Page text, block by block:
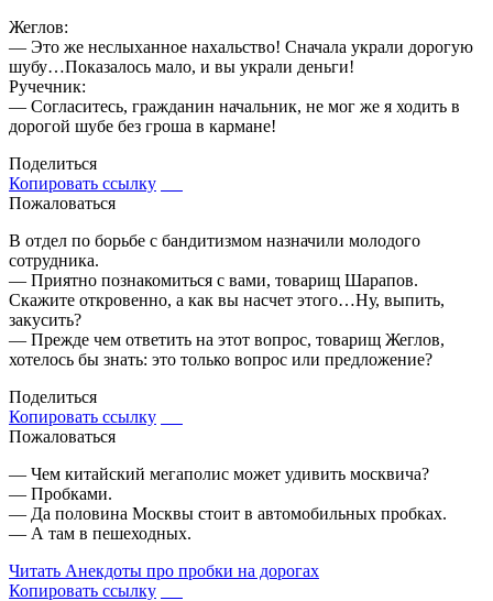
Жеглов:
— Это же неслыханное нахальство! Сначала украли дорогую
шубу…Показалось мало, и вы украли деньги!
Ручечник:
— Согласитесь, гражданин начальник, не мог же я ходить в
дорогой шубе без гроша в кармане!
Поделиться
Копировать ссылку
Пожаловаться
В отдел по борьбе с бандитизмом назначили молодого
сотрудника.
— Приятно познакомиться с вами, товарищ Шарапов.
Скажите откровенно, а как вы насчет этого…Ну, выпить,
закусить?
— Прежде чем ответить на этот вопрос, товарищ Жеглов,
хотелось бы знать: это только вопрос или предложение?
Поделиться
Копировать ссылку
Пожаловаться
— Чем китайский мегаполис может удивить москвича?
— Пробками.
— Да половина Москвы стоит в автомобильных пробках.
— А там в пешеходных.
Читать Анекдоты про пробки на дорогах
Копировать ссылку